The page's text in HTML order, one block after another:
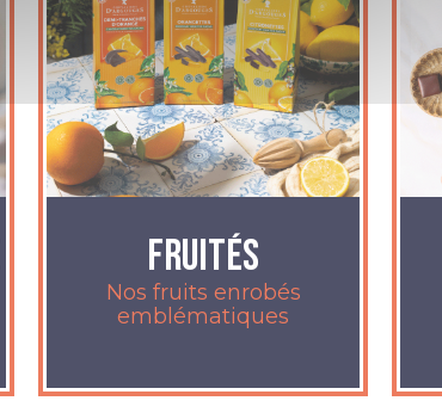
Fruités
Nos fruits enrobés
emblématiques